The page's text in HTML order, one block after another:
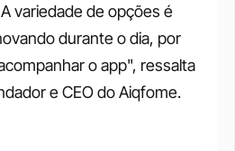
variedade de opções é
durante o dia, por
o app", ressalta
e CEO do Aiqfome.